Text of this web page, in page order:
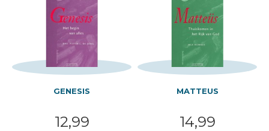
GENESIS
12,99
MATTEUS
14,99